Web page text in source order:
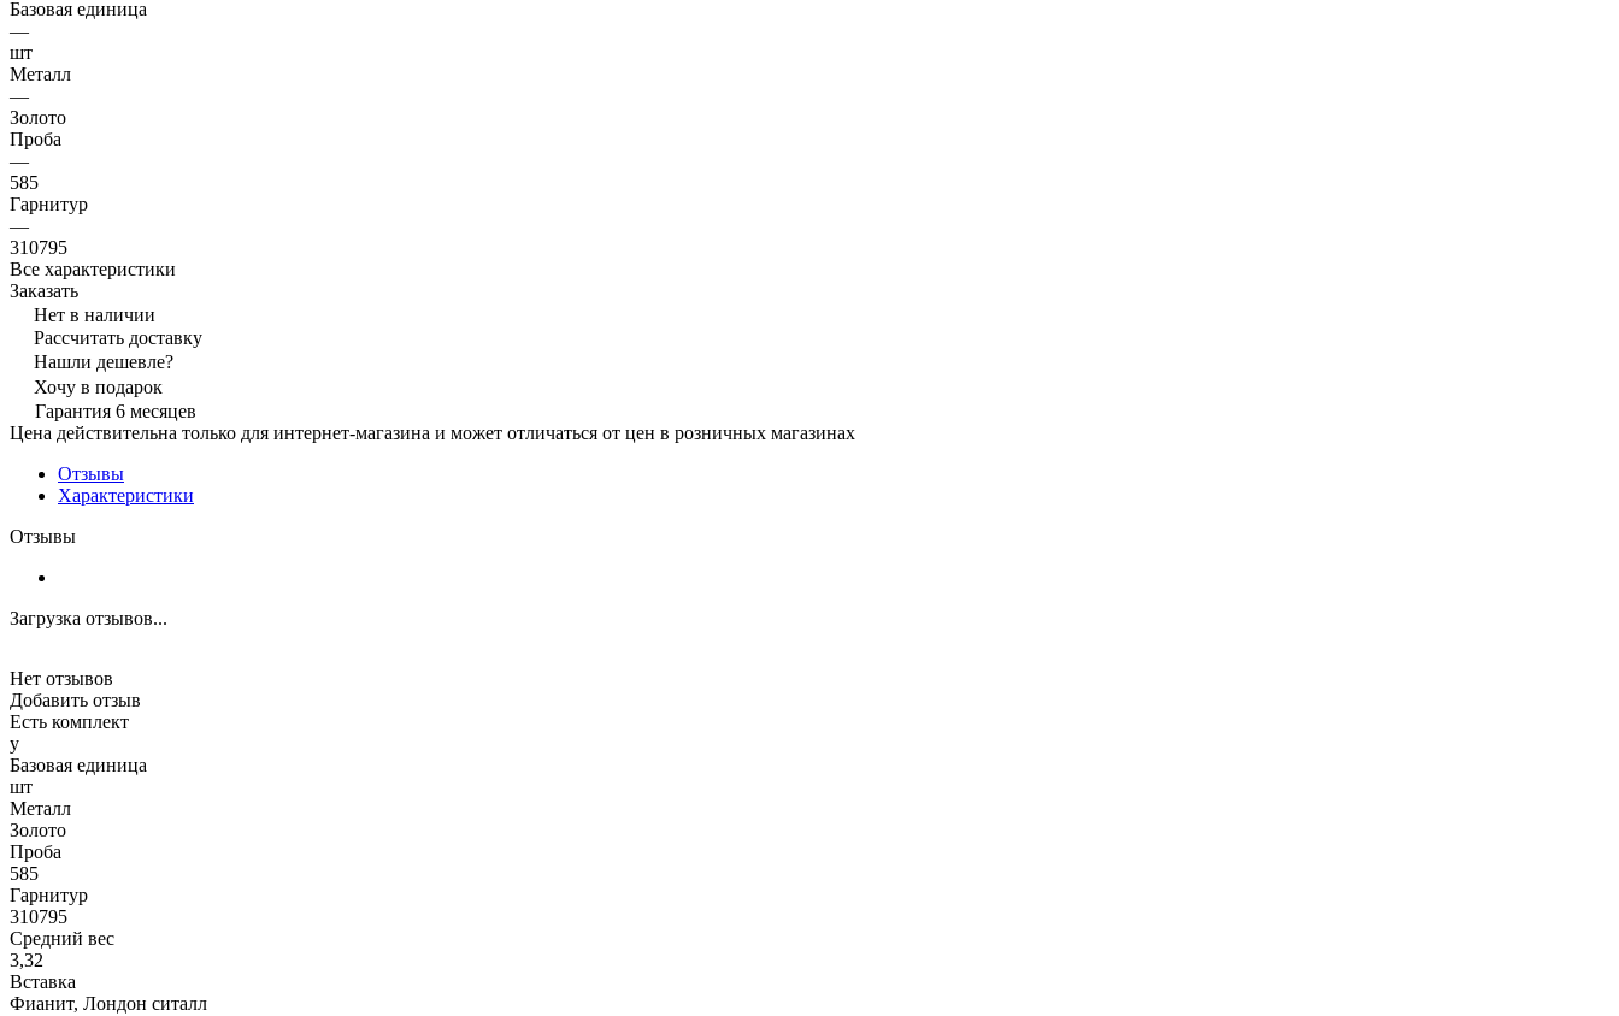
Базовая единица
—
шт
Металл
—
Золото
Проба
—
585
Гарнитур
—
310795
Все характеристики
Заказать
Нет в наличии
Рассчитать доставку
Нашли дешевле?
Хочу в подарок
Гарантия 6 месяцев
Цена действительна только для интернет-магазина и может отличаться от цен в розничных магазинах
Отзывы
Характеристики
Отзывы
Загрузка отзывов...
Нет отзывов
Добавить отзыв
Есть комплект
y
Базовая единица
шт
Металл
Золото
Проба
585
Гарнитур
310795
Средний вес
3,32
Вставка
Фианит, Лондон ситалл